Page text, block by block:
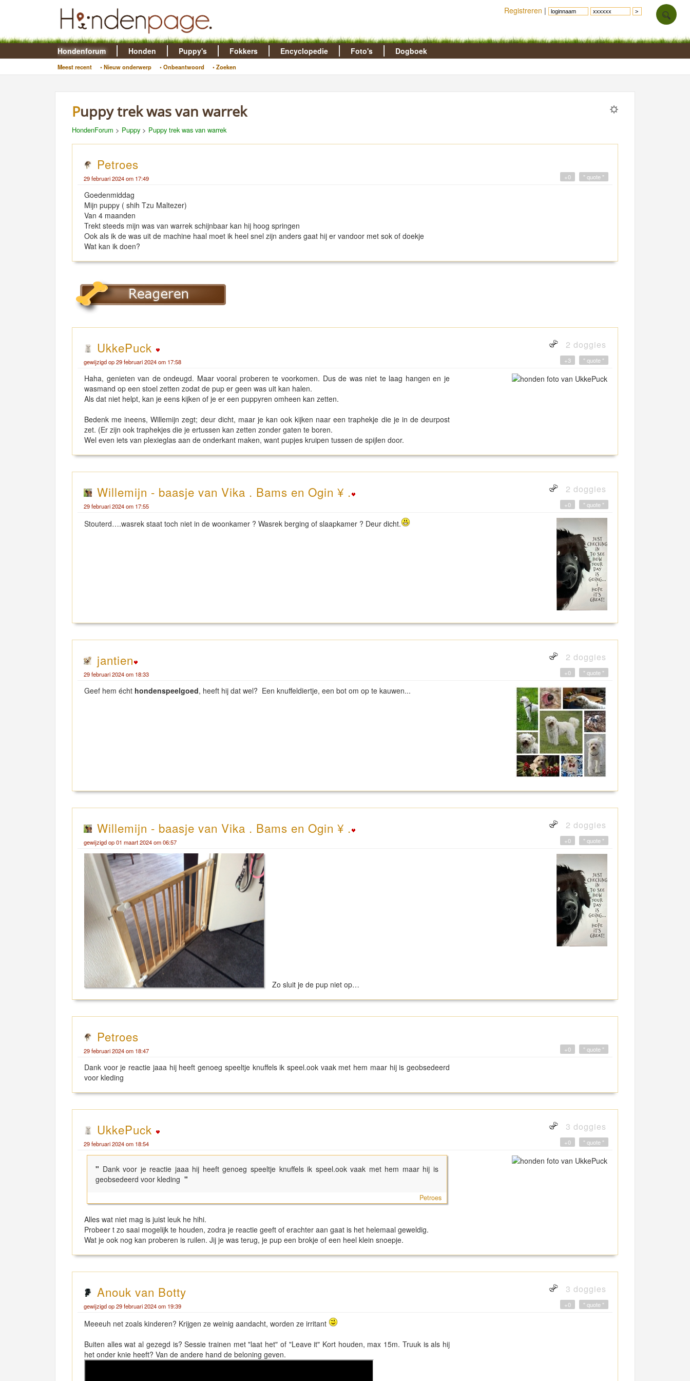
Hondenforum
Meest recent • Nieuw onderwerp • Onbeantwoord • Zoeken
Honden Puppy's Fokkers Encyclopedie Foto's Dogboek
Puppy trek was van warrek
HondenForum > Puppy > Puppy trek was van warrek
Petroes
29 februari 2024 om 17:49 " quote "
+0
Goedenmiddag
Mijn puppy ( shih Tzu Maltezer)
Van 4 maanden
Trekt steeds mijn was van warrek schijnbaar kan hij hoog springen
Ook als ik de was uit de machine haal moet ik heel snel zijn anders gaat hij er vandoor met sok of doekje
Wat kan ik doen?
UkkePuck 2 doggies
gewijzigd op 29 februari 2024 om 17:58 " quote "
+3
Haha, genieten van de ondeugd. Maar vooral proberen te voorkomen. Dus de was niet te laag hangen en je
wasmand op een stoel zetten zodat de pup er geen was uit kan halen.
Als dat niet helpt, kan je eens kijken of je er een puppyren omheen kan zetten.
Bedenk me ineens, Willemijn zegt; deur dicht, maar je kan ook kijken naar een traphekje die je in de deurpost
zet. (Er zijn ook traphekjes die je ertussen kan zetten zonder gaten te boren.
Wel even iets van plexieglas aan de onderkant maken, want pupjes kruipen tussen de spijlen door.
Willemijn - baasje van Vika . Bams en Ogin ¥ . 2 doggies
29 februari 2024 om 17:55 " quote "
+0
Stouterd….wasrek staat toch niet in de woonkamer ? Wasrek berging of slaapkamer ? Deur dicht.
jantien 2 doggies
29 februari 2024 om 18:33 " quote "
+0
Geef hem écht hondenspeelgoed, heeft hij dat wel? Een knuffeldiertje, een bot om op te kauwen...
Willemijn - baasje van Vika . Bams en Ogin ¥ . 2 doggies
gewijzigd op 01 maart 2024 om 06:57 " quote "
+0
Zo sluit je de pup niet op…
Petroes
29 februari 2024 om 18:47 " quote "
+0
Dank voor je reactie jaaa hij heeft genoeg speeltje knuffels ik speel.ook vaak met hem maar hij is geobsedeerd
voor kleding
UkkePuck 3 doggies
29 februari 2024 om 18:54 " quote "
+0
" Dank voor je reactie jaaa hij heeft genoeg speeltje knuffels ik speel.ook vaak met hem maar hij is
geobsedeerd voor kleding "
Petroes
Alles wat niet mag is juist leuk he hihi.
Probeer t zo saai mogelijk te houden, zodra je reactie geeft of erachter aan gaat is het helemaal geweldig.
Wat je ook nog kan proberen is ruilen. Jij je was terug, je pup een brokje of een heel klein snoepje.
Anouk van Botty 3 doggies
gewijzigd op 29 februari 2024 om 19:39 " quote "
+0
Meeeuh net zoals kinderen? Krijgen ze weinig aandacht, worden ze irritant
Buiten alles wat al gezegd is? Sessie trainen met "laat het" of "Leave it" Kort houden, max 15m. Truuk is als hij
het onder knie heeft? Van de andere hand de beloning geven.
Registreren |